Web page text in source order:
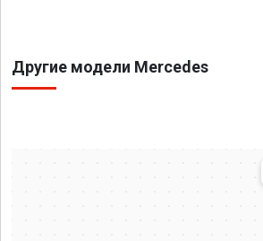
Другие модели Mercedes